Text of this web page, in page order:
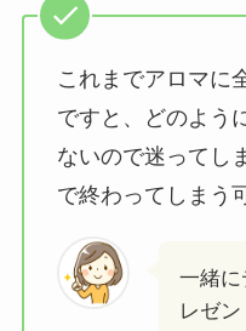
これまでアロマに
ですと、どのよう
ないので迷ってし
で終わってしまう
一緒
レゼ